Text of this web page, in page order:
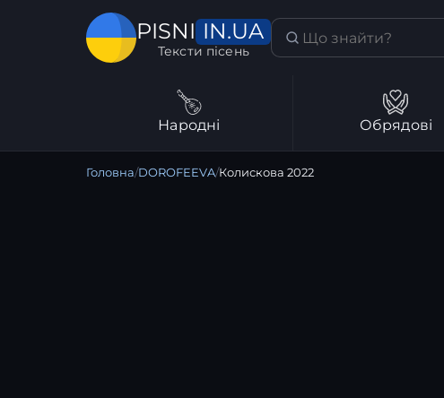
PISNI IN.UA
Тексти пісень
Народні Обрядові
Головна/DOROFEEVA/Колискова 2022